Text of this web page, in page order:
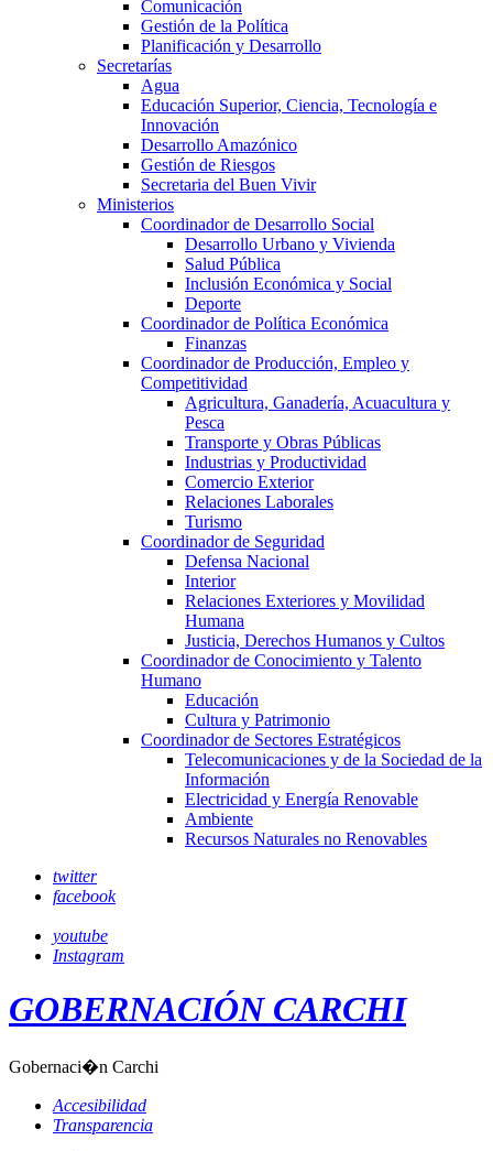
Comunicación
Gestión de la Política
Planificación y Desarrollo
Secretarías
Agua
Educación Superior, Ciencia, Tecnología e
Innovación
Desarrollo Amazónico
Gestión de Riesgos
Secretaria del Buen Vivir
Ministerios
Coordinador de Desarrollo Social
Desarrollo Urbano y Vivienda
Salud Pública
Inclusión Económica y Social
Deporte
Coordinador de Política Económica
Finanzas
Coordinador de Producción, Empleo y
Competitividad
Agricultura, Ganadería, Acuacultura y
Pesca
Transporte y Obras Públicas
Industrias y Productividad
Comercio Exterior
Relaciones Laborales
Turismo
Coordinador de Seguridad
Defensa Nacional
Interior
Relaciones Exteriores y Movilidad
Humana
Justicia, Derechos Humanos y Cultos
Coordinador de Conocimiento y Talento
Humano
Educación
Cultura y Patrimonio
Coordinador de Sectores Estratégicos
Telecomunicaciones y de la Sociedad de la
Información
Electricidad y Energía Renovable
Ambiente
Recursos Naturales no Renovables
twitter
facebook
youtube
Instagram
GOBERNACIÓN CARCHI
Gobernaci�n Carchi
Accesibilidad
Transparencia